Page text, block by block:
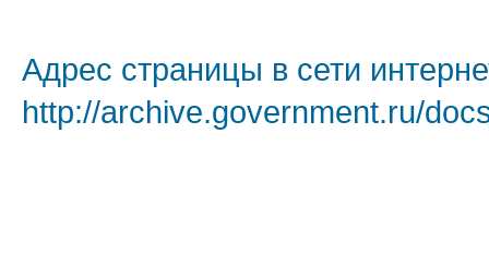
Адрес страницы в сети
http://archive.government.ru/